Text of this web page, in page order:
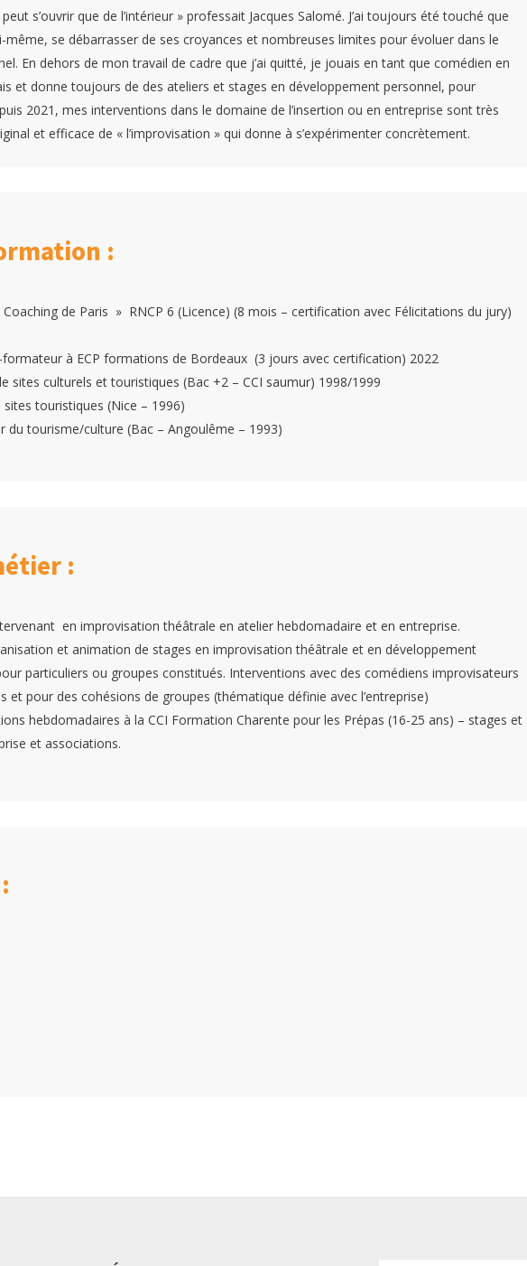
s’ouvrir que de l’intérieur » professait Jacques Salomé. J’ai toujours été touché que
même, se débarrasser de ses croyances et nombreuses limites pour évoluer dans le
En dehors de mon travail de cadre que j’ai quitté, je jouais en tant que comédien en
et donne toujours de des ateliers et stages en développement personnel, pour
2021, mes interventions dans le domaine de l’insertion ou en entreprise sont très
et efficace de « l’improvisation » qui donne à s’expérimenter concrètement.
:
de Paris » RNCP 6 (Licence) (8 mois – certification avec Félicitations du jury)
formateur à ECP formations de Bordeaux (3 jours avec certification) 2022
sites culturels et touristiques (Bac +2 – CCI saumur) 1998/1999
sites touristiques (Nice – 1996)
du tourisme/culture (Bac – Angoulême – 1993)
:
en improvisation théâtrale en atelier hebdomadaire et en entreprise.
et animation de stages en improvisation théâtrale et en développement
particuliers ou groupes constitués. Interventions avec des comédiens improvisateurs
et pour des cohésions de groupes (thématique définie avec l’entreprise)
hebdomadaires à la CCI Formation Charente pour les Prépas (16-25 ans) – stages et
et associations.